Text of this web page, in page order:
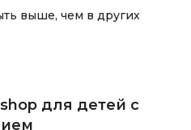
выше, чем в других
для детей с